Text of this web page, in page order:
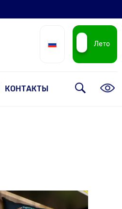
Лето
КОНТАКТЫ